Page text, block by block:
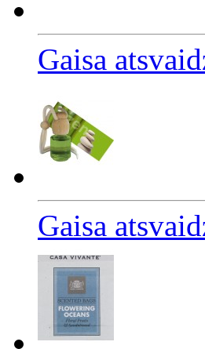
Gaisa
Gaisa